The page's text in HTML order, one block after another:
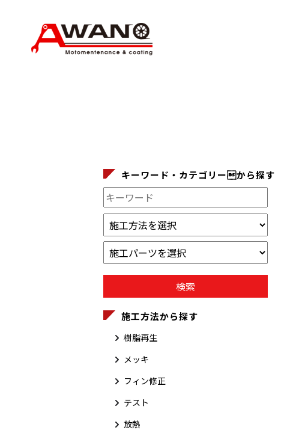
キーワード・カテゴリーから探す
施工方法から探す
樹脂再生
メッキ
フィン修正
テスト
放熱